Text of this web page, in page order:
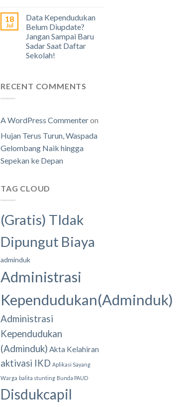
18
Jul
Data Kependudukan
Belum Diupdate?
Jangan Sampai Baru
Sadar Saat Daftar
Sekolah!
RECENT COMMENTS
A WordPress Commenteron
Hujan Terus Turun, Waspada
Gelombang Naik hingga
Sepekan ke Depan
TAG CLOUD
(Gratis) TIdak
Dipungut Biaya
adminduk
Administrasi
Kependudukan(Adminduk)
Administrasi
Kependudukan
(Adminduk) Akta Kelahiran
aktivasi IKD Aplikasi Sayang
Warga balita stunting Bunda PAUD
Disdukcapil